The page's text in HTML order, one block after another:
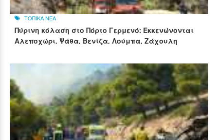
ΤΟΠΙΚΑ ΝΕΑ
Πύρινη κόλαση στο Πόρτο Γερμενό: Εκκενώνονται
Αλεποχώρι, Ψάθα, Βενίζα, Λούμπα, Ζάχουλη